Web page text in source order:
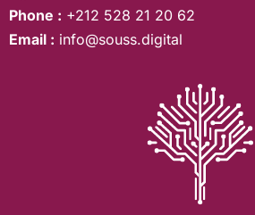
Phone : +212 528 21 20 62
Email : info@souss.digital